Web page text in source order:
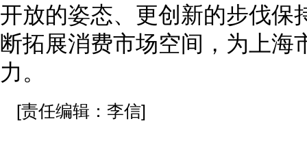
开放的姿态、更创新的步伐保
断拓展消费市场空间，为上海
力。
[责任编辑：李信]